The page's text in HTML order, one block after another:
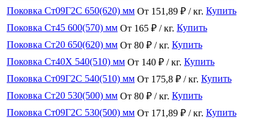
Поковка Ст09Г2С 650(620) мм От 151,89 ₽ / кг. Купить
Поковка Ст45 600(570) мм От 165 ₽ / кг. Купить
Поковка Ст20 650(620) мм От 80 ₽ / кг. Купить
Поковка Ст40Х 540(510) мм От 140 ₽ / кг. Купить
Поковка Ст09Г2С 540(510) мм От 175,8 ₽ / кг. Купить
Поковка Ст20 530(500) мм От 80 ₽ / кг. Купить
Поковка Ст09Г2С 530(500) мм От 171,89 ₽ / кг. Купить